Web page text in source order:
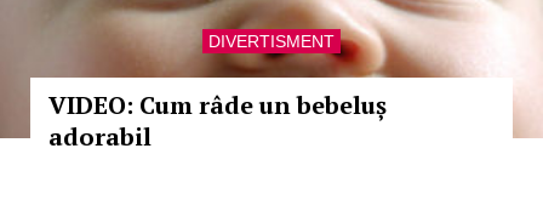
DIVERTISMENT
VIDEO: Cum râde un bebeluș
adorabil